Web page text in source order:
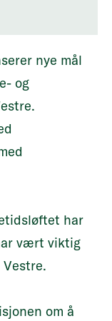
nye mål
og
har
vært viktig
om å